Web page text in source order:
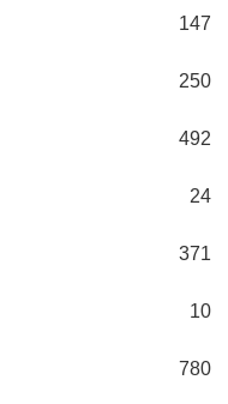
147
250
492
24
371
10
780